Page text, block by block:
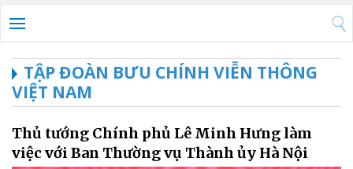
TẬP ĐOÀN BƯU CHÍNH VIỄN THÔNG
VIỆT NAM
Thủ tướng Chính phủ Lê Minh Hưng làm
việc với Ban Thường vụ Thành ủy Hà Nội